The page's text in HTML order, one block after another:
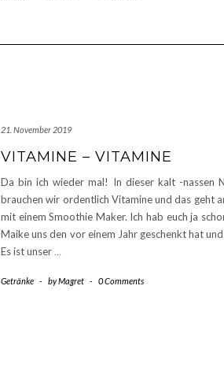
21. November 2019
VITAMINE – VITAMINE
Da bin ich wieder mal! In dieser kalt -nassen
brauchen wir ordentlich Vitamine und das geht
mit einem Smoothie Maker. Ich hab euch ja
Maike uns den vor einem Jahr geschenkt hat
Es ist unser…
Getränke - byMagret - 0 Comments